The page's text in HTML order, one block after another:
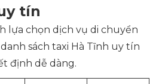
tín
lựa chọn dịch vụ di chuyển
sách taxi Hà Tĩnh uy tín
định dễ dàng.